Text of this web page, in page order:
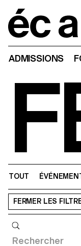
ADMISSIONS
TOUT
FERMER LES